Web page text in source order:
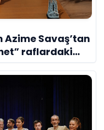
Azime Savaş’tan
raflardaki